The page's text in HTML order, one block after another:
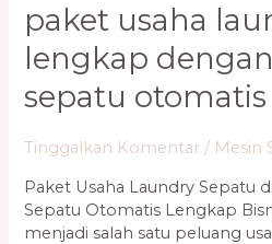
paket usaha
lengkap
sepatu otomatis
Tinggalkan Komentar / Mesin
Paket Usaha Laundry Sepatu
Sepatu Otomatis Lengkap
menjadi salah satu peluang